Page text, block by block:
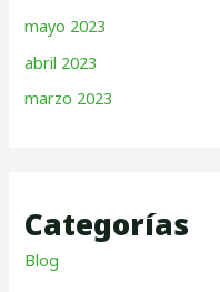
mayo 2023
abril 2023
marzo 2023
Categorías
Blog